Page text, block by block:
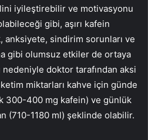
iyileştirebilir ve motivasyonu
gibi, aşırı kafein
sindirim sorunları ve
gibi olumsuz etkiler de ortaya
nedeniyle doktor tarafından aksi
miktarları kahve için günde
300-400 mg kafein) ve günlük
(710-1180 ml) şeklinde olabilir.